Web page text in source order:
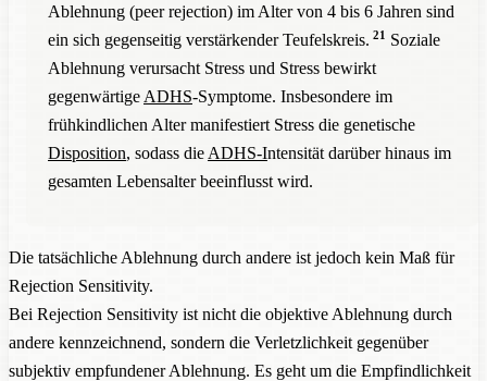
Ablehnung (peer rejection) im Alter von 4 bis 6 Jahren sind
ein sich gegenseitig verstärkender Teufelskreis. 21 Soziale
Ablehnung verursacht Stress und Stress bewirkt
gegenwärtige ADHS-Symptome. Insbesondere im
frühkindlichen Alter manifestiert Stress die genetische
Disposition, sodass die ADHS-Intensität darüber hinaus im
gesamten Lebensalter beeinflusst wird.
Die tatsächliche Ablehnung durch andere ist jedoch kein Maß für
Rejection Sensitivity.
Bei Rejection Sensitivity ist nicht die objektive Ablehnung durch
andere kennzeichnend, sondern die Verletzlichkeit gegenüber
subjektiv empfundener Ablehnung. Es geht um die Empfindlichkeit